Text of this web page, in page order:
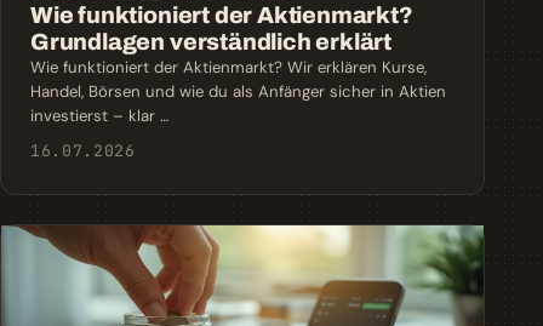
Wie funktioniert der Aktienmarkt?
Grundlagen verständlich erklärt
Wie funktioniert der Aktienmarkt? Wir erklären Kurse,
Handel, Börsen und wie du als Anfänger sicher in Aktien
investierst – klar …
16.07.2026